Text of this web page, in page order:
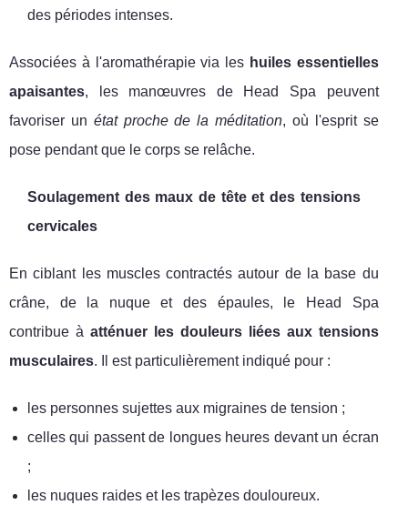
des périodes intenses.
Associées à l'aromathérapie via les huiles essentielles
apaisantes, les manœuvres de Head Spa peuvent
favoriser un état proche de la méditation, où l'esprit se
pose pendant que le corps se relâche.
Soulagement des maux de tête et des tensions
cervicales
En ciblant les muscles contractés autour de la base du
crâne, de la nuque et des épaules, le Head Spa
contribue à atténuer les douleurs liées aux tensions
musculaires. Il est particulièrement indiqué pour :
les personnes sujettes aux migraines de tension ;
celles qui passent de longues heures devant un écran
;
les nuques raides et les trapèzes douloureux.